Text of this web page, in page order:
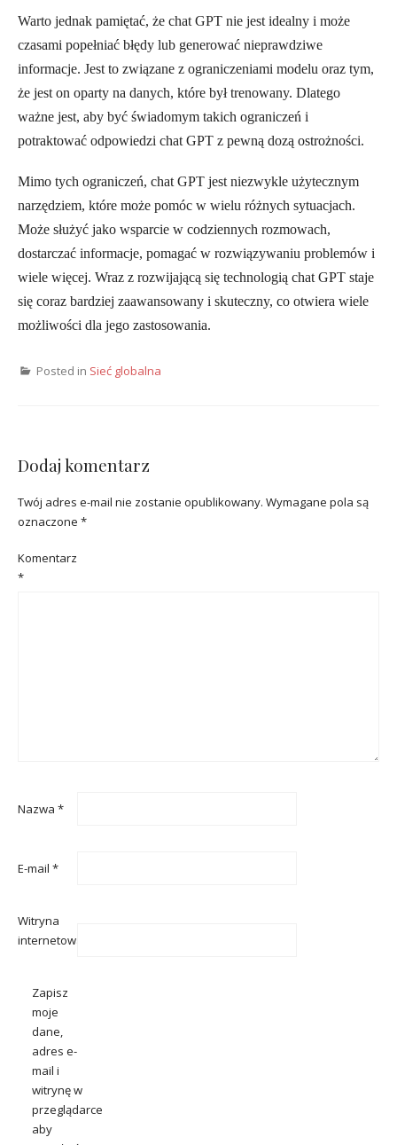
Warto jednak pamiętać, że chat GPT nie jest idealny i może
czasami popełniać błędy lub generować nieprawdziwe
informacje. Jest to związane z ograniczeniami modelu oraz tym,
że jest on oparty na danych, które był trenowany. Dlatego
ważne jest, aby być świadomym takich ograniczeń i
potraktować odpowiedzi chat GPT z pewną dozą ostrożności.
Mimo tych ograniczeń, chat GPT jest niezwykle użytecznym
narzędziem, które może pomóc w wielu różnych sytuacjach.
Może służyć jako wsparcie w codziennych rozmowach,
dostarczać informacje, pomagać w rozwiązywaniu problemów i
wiele więcej. Wraz z rozwijającą się technologią chat GPT staje
się coraz bardziej zaawansowany i skuteczny, co otwiera wiele
możliwości dla jego zastosowania.
Posted in Sieć globalna
Dodaj komentarz
Twój adres e-mail nie zostanie opublikowany. Wymagane pola są
oznaczone *
Komentarz
*
Nazwa *
E-mail *
Witryna
internetowa
Zapisz
moje
dane,
adres e-
mail i
witrynę w
przeglądarce
aby